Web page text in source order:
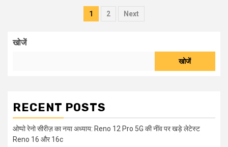
Posts
1 2 Next
खोजें
खोजें
RECENT POSTS
ओप्पो रेनो सीरीज़ का नया अध्याय: Reno 12 Pro 5G की नींव पर खड़े लेटेस्ट
Reno 16 और 16c